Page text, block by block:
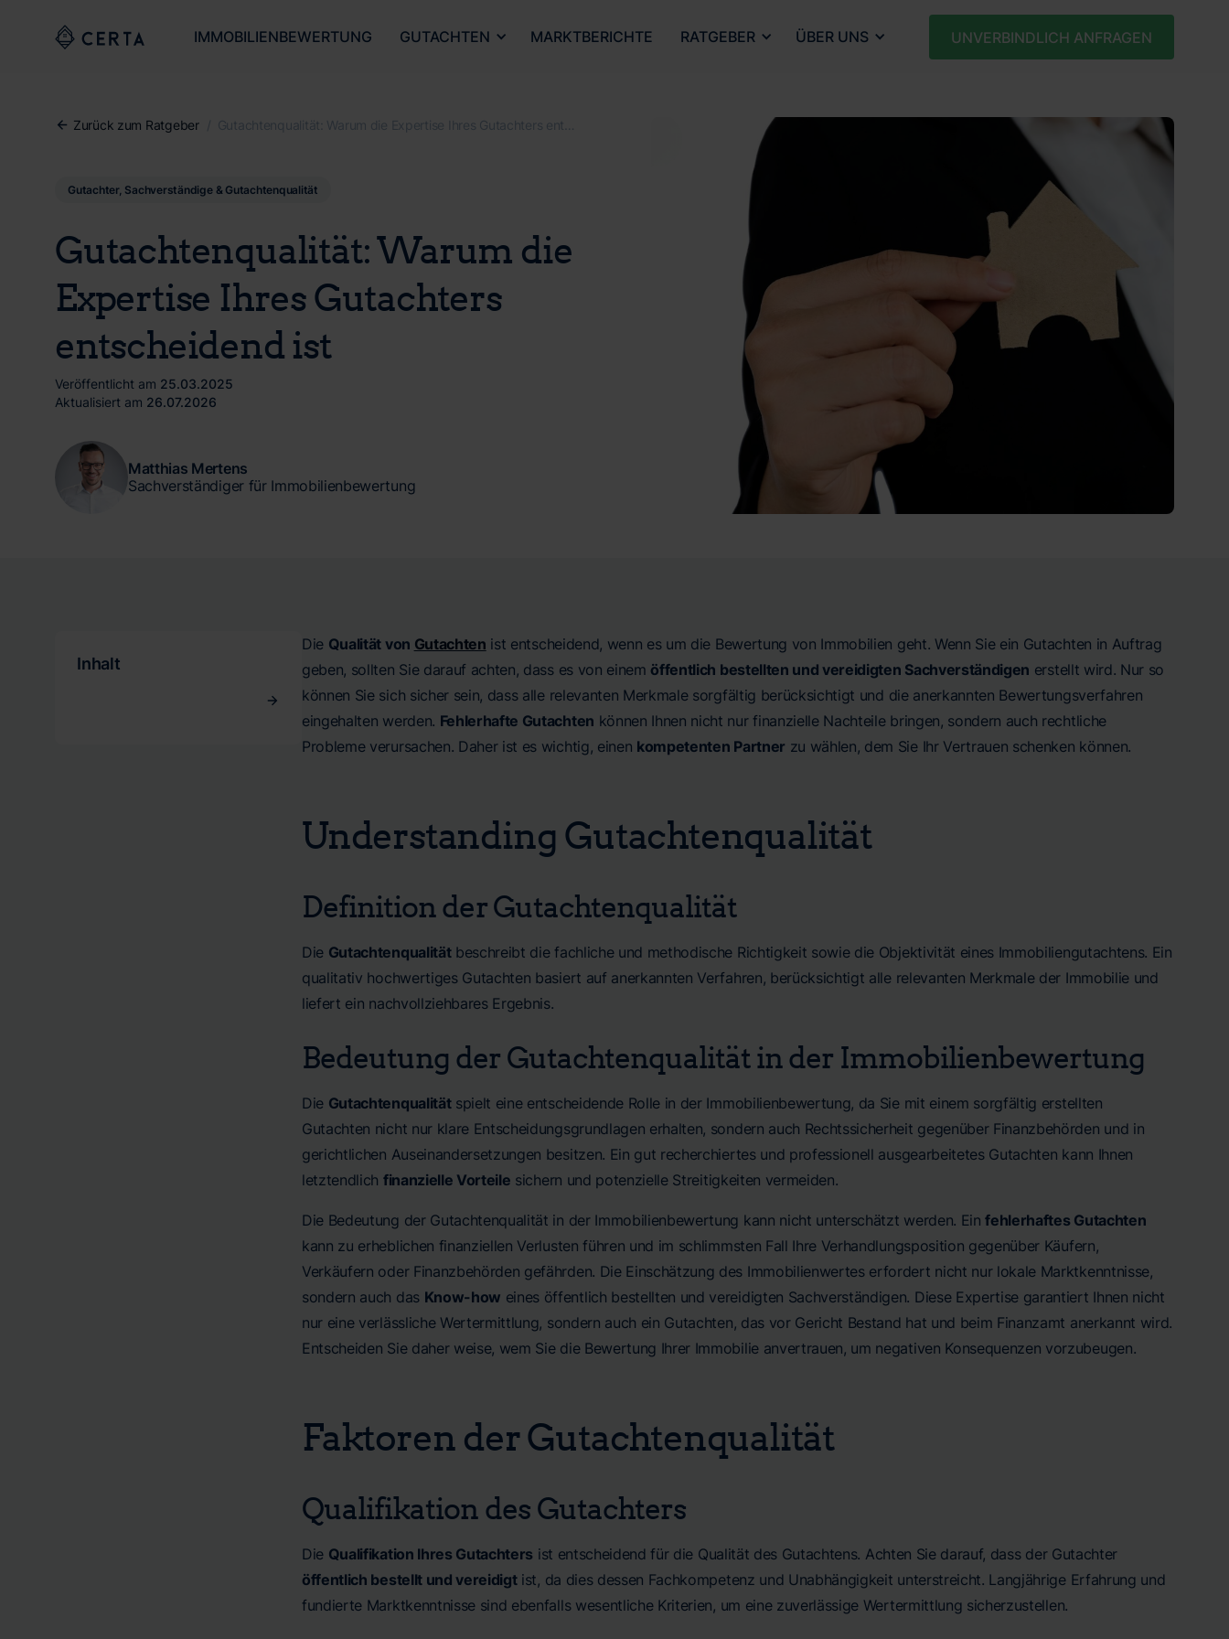
IMMOBILIENBEWERTUNG GUTACHTEN MARKTBERICHTE RATGEBER ÜBER UNS UNVERBINDLICH ANFRAGEN
Zurück zum Ratgeber /
Gutachter, Sachverständige & Gutachtenqualität
Gutachtenqualität: Warum die
Expertise Ihres Gutachters
entscheidend ist
Veröffentlicht am 25.03.2025
Aktualisiert am 26.07.2026
Matthias Mertens
Sachverständiger für Immobilienbewertung
Inhalt
Die Qualität von Gutachten ist entscheidend, wenn es um die Bewertung von Immobilien geht. Wenn Sie ein Gutachten in Auftrag
geben, sollten Sie darauf achten, dass es von einem öffentlich bestellten und vereidigten Sachverständigen erstellt wird. Nur so
können Sie sich sicher sein, dass alle relevanten Merkmale sorgfältig berücksichtigt und die anerkannten Bewertungsverfahren
eingehalten werden. Fehlerhafte Gutachten können Ihnen nicht nur finanzielle Nachteile bringen, sondern auch rechtliche
Probleme verursachen. Daher ist es wichtig, einen kompetenten Partner zu wählen, dem Sie Ihr Vertrauen schenken können.
Understanding Gutachtenqualität
Definition der Gutachtenqualität
Die Gutachtenqualitätbeschreibt die fachliche und methodische Richtigkeit sowie die Objektivität eines Immobiliengutachtens. Ein
qualitativ hochwertiges Gutachten basiert auf anerkannten Verfahren, berücksichtigt alle relevanten Merkmale der Immobilie und
liefert ein nachvollziehbares Ergebnis.
Bedeutung der Gutachtenqualität in der Immobilienbewertung
Die Gutachtenqualitätspielt eine entscheidende Rolle in der Immobilienbewertung, da Sie mit einem sorgfältig erstellten
Gutachten nicht nur klare Entscheidungsgrundlagen erhalten, sondern auch Rechtssicherheit gegenüber Finanzbehörden und in
gerichtlichen Auseinandersetzungen besitzen. Ein gut recherchiertes und professionell ausgearbeitetes Gutachten kann Ihnen
letztendlich finanzielle Vorteile sichern und potenzielle Streitigkeiten vermeiden.
Die Bedeutung der Gutachtenqualität in der Immobilienbewertung kann nicht unterschätzt werden. Einfehlerhaftes Gutachten
kann zu erheblichen finanziellen Verlusten führen und im schlimmsten Fall Ihre Verhandlungsposition gegenüber Käufern,
Verkäufern oder Finanzbehörden gefährden. Die Einschätzung des Immobilienwertes erfordert nicht nur lokale Marktkenntnisse,
sondern auch das Know-how eines öffentlich bestellten und vereidigten Sachverständigen. Diese Expertise garantiert Ihnen nicht
nur eine verlässliche Wertermittlung, sondern auch ein Gutachten, das vor Gericht Bestand hat und beim Finanzamt anerkannt wird.
Entscheiden Sie daher weise, wem Sie die Bewertung Ihrer Immobilie anvertrauen, um negativen Konsequenzen vorzubeugen.
Faktoren der Gutachtenqualität
Qualifikation des Gutachters
Die Qualifikation Ihres Gutachters ist entscheidend für die Qualität des Gutachtens. Achten Sie darauf, dass der Gutachter
öffentlich bestellt und vereidigtist, da dies dessen Fachkompetenz und Unabhängigkeit unterstreicht. Langjährige Erfahrung und
fundierte Marktkenntnisse sind ebenfalls wesentliche Kriterien, um eine zuverlässige Wertermittlung sicherzustellen.